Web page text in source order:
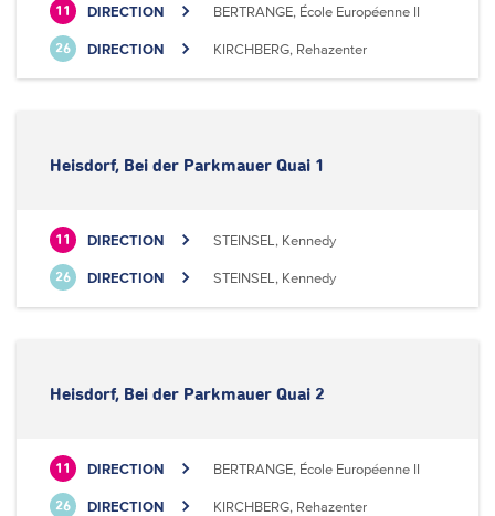
11 DIRECTION BERTRANGE, École Européenne II
26 DIRECTION KIRCHBERG, Rehazenter
Heisdorf, Bei der Parkmauer Quai 1
11 DIRECTION STEINSEL, Kennedy
26 DIRECTION STEINSEL, Kennedy
Heisdorf, Bei der Parkmauer Quai 2
11 DIRECTION BERTRANGE, École Européenne II
26 DIRECTION KIRCHBERG, Rehazenter